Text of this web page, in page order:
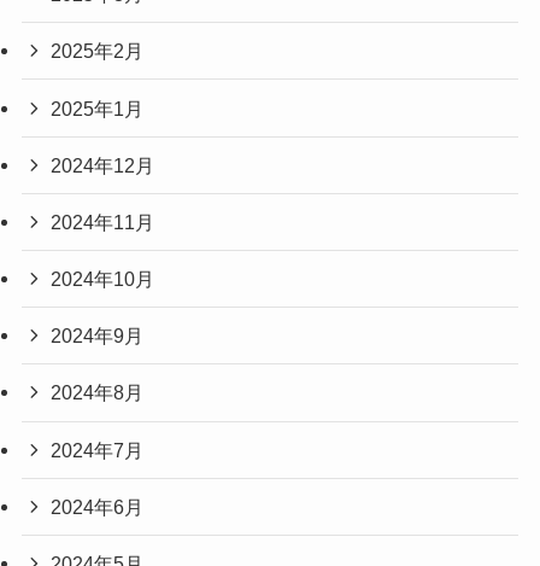
2025年2月
2025年1月
2024年12月
2024年11月
2024年10月
2024年9月
2024年8月
2024年7月
2024年6月